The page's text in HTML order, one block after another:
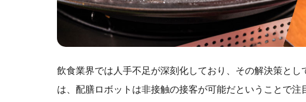
飲食業界では人手不足が深刻化しており、その解決策と
は、配膳ロボットは非接触の接客が可能だということで注